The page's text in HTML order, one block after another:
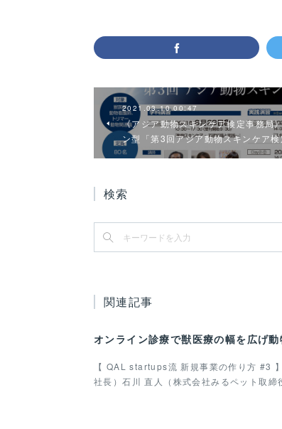
2021.03.10 00:47
《アジア動物スキンケア検定事務局
ン型「第3回アジア動物スキンケア
検索
関連記事
オンライン診療で獣医療の幅を広げ
【 QAL startups流 新規事業の作り方 #3
社長）石川 直人（株式会社みるペット取